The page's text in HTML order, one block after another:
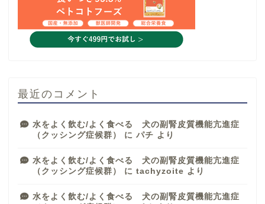
最近のコメント
水をよく飲む/よく食べる 犬の副腎皮質機能亢進症
（クッシング症候群）
に パチ より
水をよく飲む/よく食べる 犬の副腎皮質機能亢進症
（クッシング症候群）
に tachyzoite より
水をよく飲む/よく食べる 犬の副腎皮質機能亢進症